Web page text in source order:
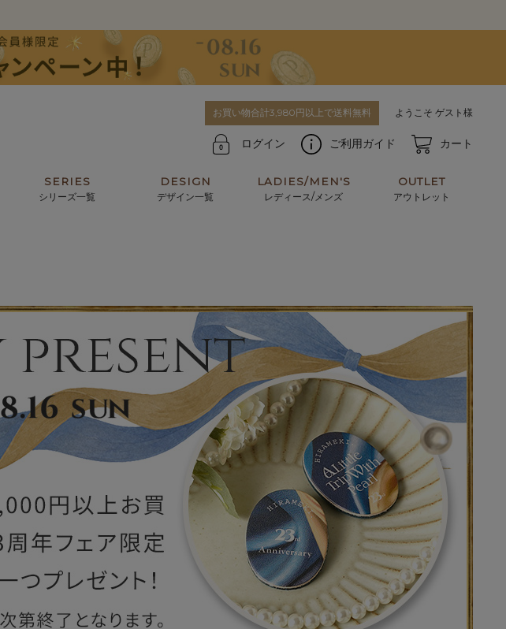
お買い物合計3,980円以上で送料無料 ようこそ ゲスト様
ログイン ご利用ガイド カート
パスケース
アクセサリー レザーケア用品 その他
SERIES
シリーズ一覧
DESIGN
デザイン一覧
マテリアルから探す
LADIES/MEN'S
レディース/メンズ
OUTLET
アウトレット